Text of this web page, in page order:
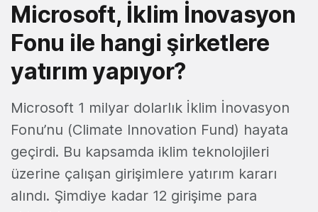
Microsoft, İklim İnovasyon
Fonu ile hangi şirketlere
yatırım yapıyor?
Microsoft 1 milyar dolarlık İklim İnovasyon
Fonu’nu (Climate Innovation Fund) hayata
geçirdi. Bu kapsamda iklim teknolojileri
üzerine çalışan girişimlere yatırım kararı
alındı. Şimdiye kadar 12 girişime para